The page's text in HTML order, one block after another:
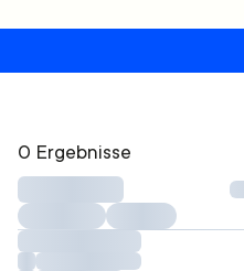
0 Ergebnisse